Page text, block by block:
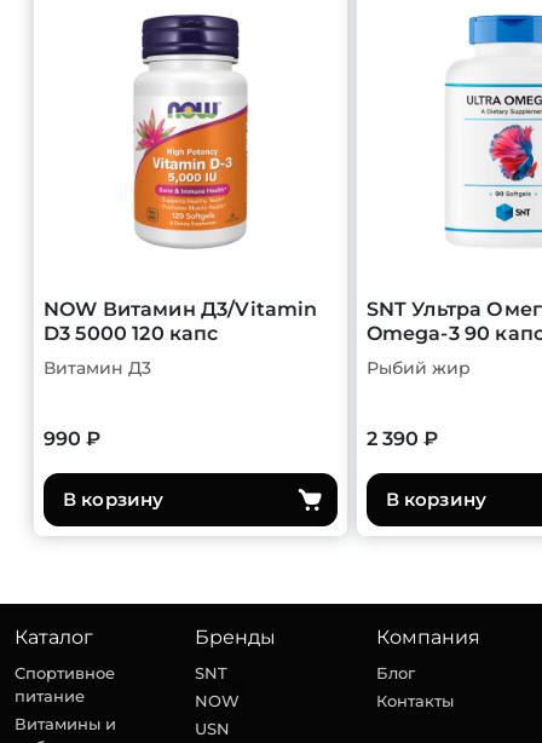
NOW Витамин Д3/Vitamin
D3 5000 120 капс
Витамин Д3
990 ₽
В корзину
SNT Ультра
Omega-3 90
Рыбий жир
2 390 ₽
В корзину
Каталог
Спортивное
питание
Витамины и
Бренды
SNT
NOW
USN
Компания
Блог
Контакты